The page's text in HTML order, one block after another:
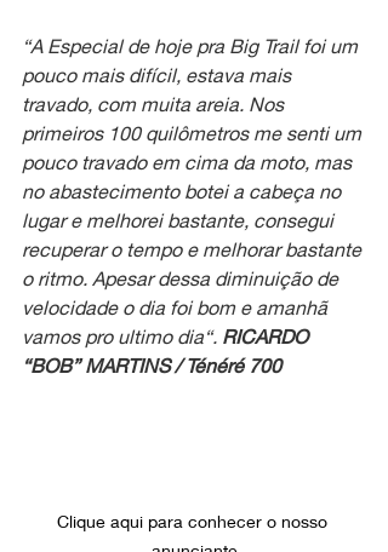
“A Especial de hoje pra Big Trail foi um
pouco mais difícil, estava mais
travado, com muita areia. Nos
primeiros 100 quilômetros me senti um
pouco travado em cima da moto, mas
no abastecimento botei a cabeça no
lugar e melhorei bastante, consegui
recuperar o tempo e melhorar bastante
o ritmo. Apesar dessa diminuição de
velocidade o dia foi bom e amanhã
vamos pro ultimo dia“. RICARDO
“BOB” MARTINS / Ténéré 700
Clique aqui para conhecer o nosso